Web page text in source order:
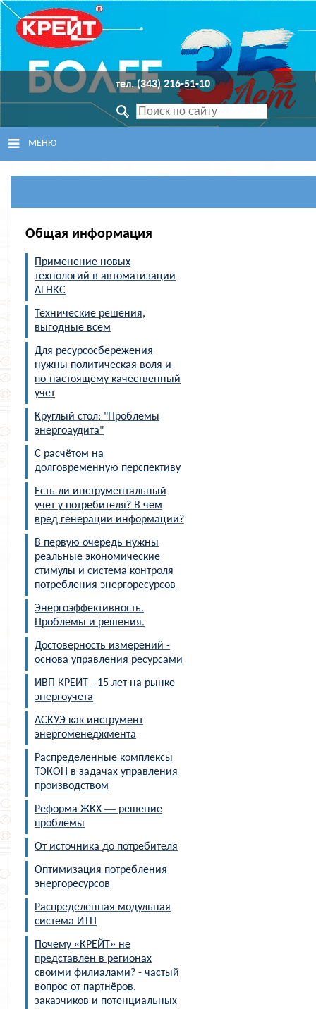
тел. (343) 216-51-10
МЕНЮ
ГЛАВНАЯ
ПОДДЕРЖКА
НОВОСТИ
О КОМПАНИИ
Общая информация
Применение новых
технологий в автоматизации
АГНКС
Технические решения,
выгодные всем
Для ресурсосбережения
нужны политическая воля и
по-настоящему качественный
учет
Круглый стол: "Проблемы
энергоаудита"
С расчётом на
долговременную перспективу
Есть ли инструментальный
учет у потребителя? В чем
вред генерации информации?
В первую очередь нужны
реальные экономические
стимулы и система контроля
потребления энергоресурсов
Энергоэффективность.
Проблемы и решения.
Достоверность измерений -
основа управления ресурсами
ИВП КРЕЙТ - 15 лет на рынке
энергоучета
АСКУЭ как инструмент
энергоменеджмента
Распределенные комплексы
ТЭКОН в задачах управления
производством
Реформа ЖКХ — решение
проблемы
От источника до потребителя
Оптимизация потребления
энергоресурсов
Распределенная модульная
система ИТП
Почему «КРЕЙТ» не
представлен в регионах
своими филиалами? - частый
вопрос от партнёров,
заказчиков и потенциальных